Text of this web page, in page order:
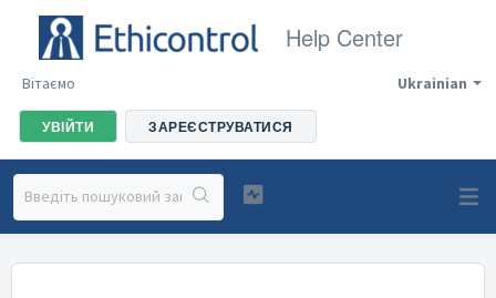
Help Center
Ukrainian
Вітаємо
УВІЙТИ ЗАРЕЄСТРУВАТИСЯ